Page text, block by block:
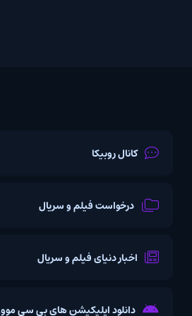
کانال روبیکا
درخواست فیلم و سریال
اخبار دنیای فیلم و سریال
دانلود اپلیکیشن های بی سی مووی